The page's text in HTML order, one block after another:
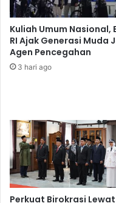
Kuliah Umum Nasional,
RI Ajak Generasi Muda
Agen Pencegahan
3 hari ago
Perkuat Birokrasi Lewat